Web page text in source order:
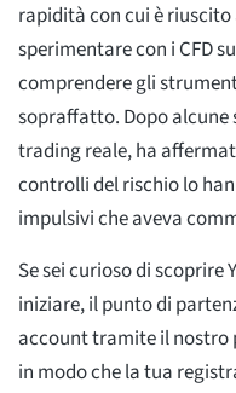
rapidità con cui è
sperimentare con i CFD
comprendere gli
sopraffatto. Dopo
trading reale, ha
controlli del rischio lo
impulsivi che aveva
Se sei curioso di scoprire
iniziare, il punto di
account tramite il nostro
in modo che la tua